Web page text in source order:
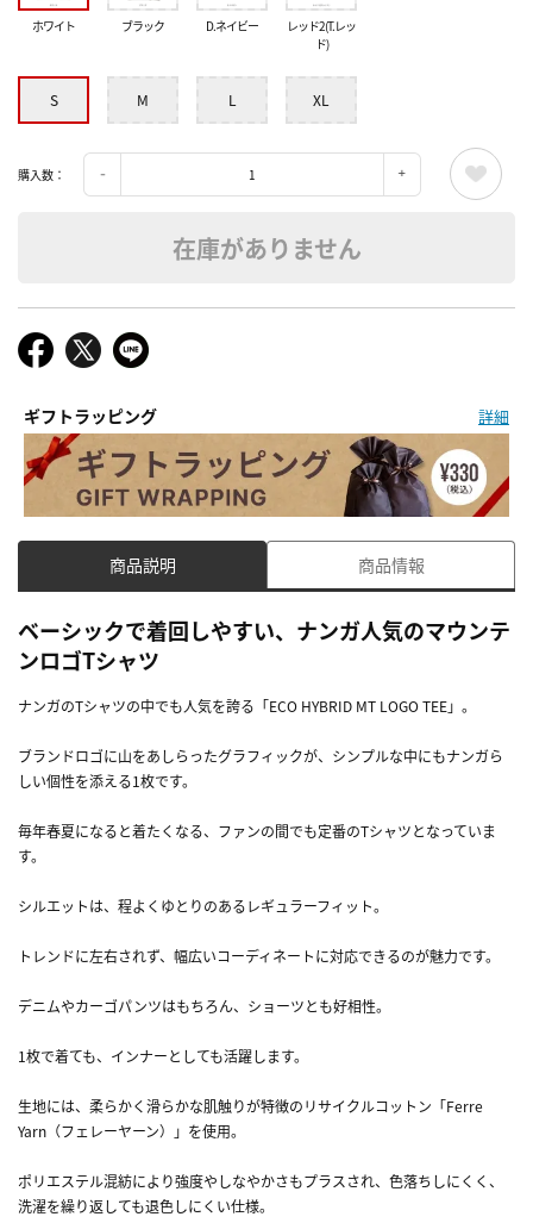
ホワイト ブラック D.ネイビー
レッド2(T.レッ
ド)
S M L XL
購入数：
在庫がありません
ギフトラッピング 詳細
商品説明 商品情報
ベーシックで着回しやすい、ナンガ人気のマウンテ
ンロゴTシャツ
ナンガのTシャツの中でも人気を誇る「ECO HYBRID MT LOGO TEE」。
ブランドロゴに山をあしらったグラフィックが、シンプルな中にもナンガら
しい個性を添える1枚です。
毎年春夏になると着たくなる、ファンの間でも定番のTシャツとなっていま
す。
シルエットは、程よくゆとりのあるレギュラーフィット。
トレンドに左右されず、幅広いコーディネートに対応できるのが魅力です。
デニムやカーゴパンツはもちろん、ショーツとも好相性。
1枚で着ても、インナーとしても活躍します。
生地には、柔らかく滑らかな肌触りが特徴のリサイクルコットン「Ferre
Yarn（フェレーヤーン）」を使用。
ポリエステル混紡により強度やしなやかさもプラスされ、色落ちしにくく、
洗濯を繰り返しても退色しにくい仕様。